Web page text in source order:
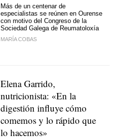
Más de un centenar de
especialistas se reúnen en Ourense
con motivo del Congreso de la
Sociedad Galega de Reumatoloxía
MARÍA COBAS
Elena Garrido,
nutricionista: «En la
digestión influye cómo
comemos y lo rápido que
lo hacemos»